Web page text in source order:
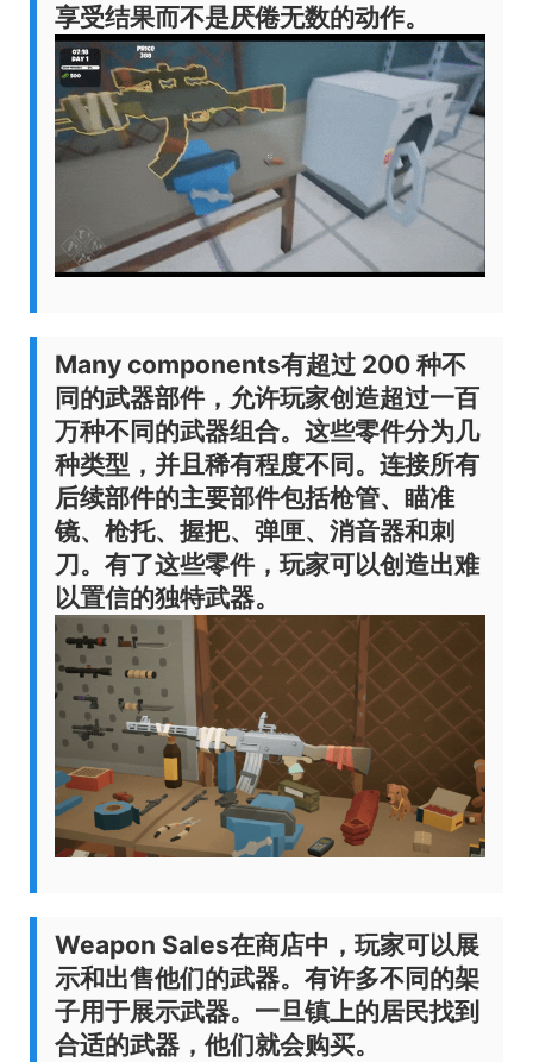
享受结果而不是厌倦无数的动作。
Many components有超过 200 种不
同的武器部件，允许玩家创造超过一百
万种不同的武器组合。这些零件分为几
种类型，并且稀有程度不同。连接所有
后续部件的主要部件包括枪管、瞄准
镜、枪托、握把、弹匣、消音器和刺
刀。有了这些零件，玩家可以创造出难
以置信的独特武器。
Weapon Sales在商店中，玩家可以展
示和出售他们的武器。有许多不同的架
子用于展示武器。一旦镇上的居民找到
合适的武器，他们就会购买。